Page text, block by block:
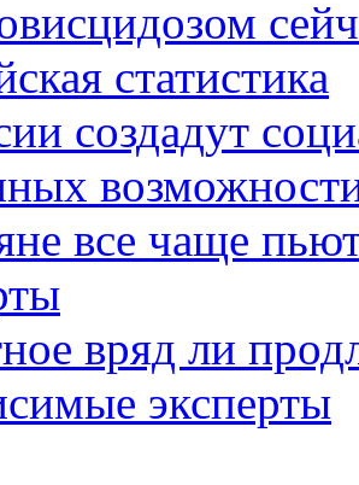
статистика
создадут
все чаще
вряд ли
эксперты